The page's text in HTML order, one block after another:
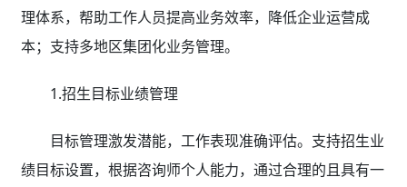
理体系，帮助工作人员提高业务效率，降低企业运营成
本；支持多地区集团化业务管理。
1.招生目标业绩管理
目标管理激发潜能，工作表现准确评估。支持招生业
绩目标设置，根据咨询师个人能力，通过合理的且具有一